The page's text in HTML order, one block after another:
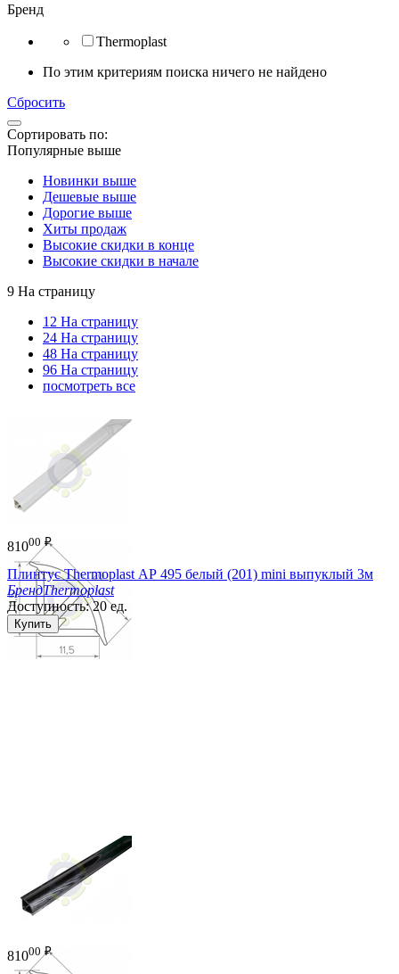
Бренд
Thermoplast
По этим критериям поиска ничего не найдено
Сбросить
Сортировать по:
Популярные выше
Новинки выше
Дешевые выше
Дорогие выше
Хиты продаж
Высокие скидки в конце
Высокие скидки в начале
9 На страницу
12 На страницу
24 На страницу
48 На страницу
96 На страницу
посмотреть все
81000 ₽
Плинтус Thermoplast АР 495 белый (201) mini выпуклый 3м
БрендThermoplast
Доступность: 20 ед.
Купить
81000 ₽